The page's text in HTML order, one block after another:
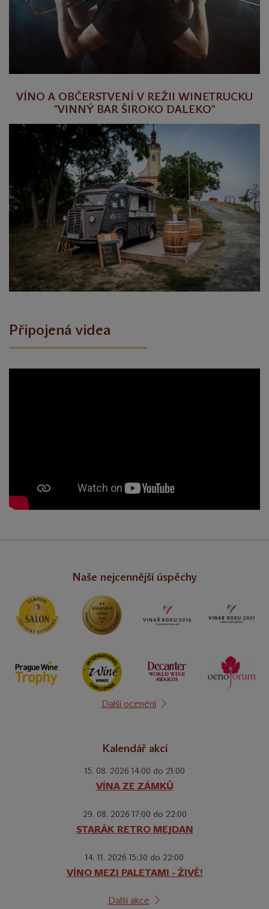
VÍNO A OBČERSTVENÍ V REŽII WINETRUCKU
"VINNÝ BAR ŠIROKO DALEKO"
Připojená videa
Naše nejcennější úspěchy
Další ocenění
Kalendář akcí
15. 08. 2026 14:00 do 21:00
VÍNA ZE ZÁMKŮ
29. 08. 2026 17:00 do 22:00
STARÁK RETRO MEJDAN
14. 11. 2026 15:30 do 22:00
VÍNO MEZI PALETAMI - ŽIVĚ!
Další akce